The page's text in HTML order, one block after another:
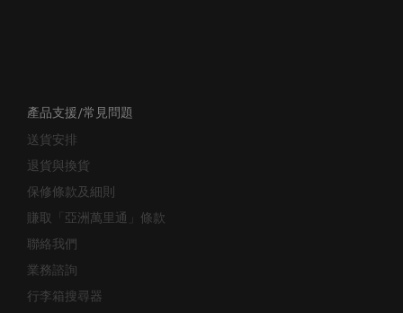
產品支援/常見問題
送貨安排
退貨與換貨
保修條款及細則
賺取「亞洲萬里通」條款
聯絡我們
業務諮詢
行李箱搜尋器